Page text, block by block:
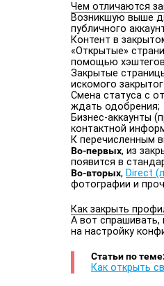
Чем отличаются
Возникшую выше
публичного
Контент в
«Открытые»
помощью
Закрытые
искомого
Смена статуса с
ждать одобрения;
Бизнес-аккаунты
контактной
К перечисленным
Во-первых, из
появится в
Во-вторых, Direct
фотографии и
Как закрыть
А вот спрашивать,
на настройку
Статьи по теме:
Как открыть